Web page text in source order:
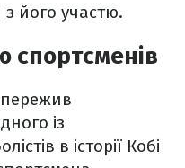
його участю.
спортсменів
пережив
із
в історії Кобі